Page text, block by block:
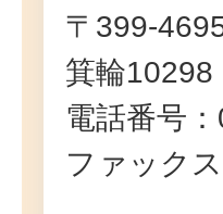
〒399-
箕輪10298
電話番号
ファック